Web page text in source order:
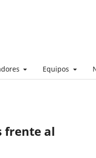
Equipos
frente al